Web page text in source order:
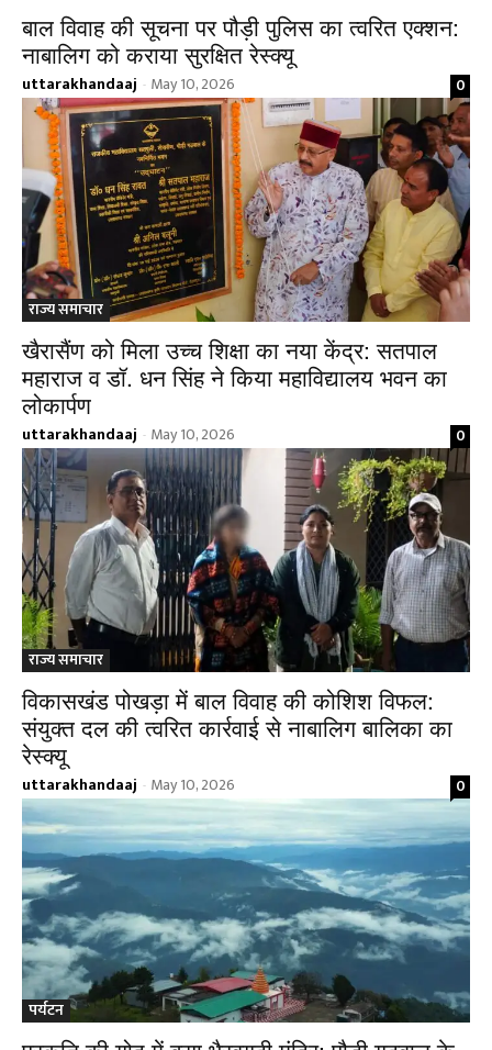
बाल विवाह की सूचना पर पौड़ी पुलिस का त्वरित एक्शन:
नाबालिग को कराया सुरक्षित रेस्क्यू
uttarakhandaaj - May 10, 2026 0
राज्य समाचार
खैरासैंण को मिला उच्च शिक्षा का नया केंद्र: सतपाल
महाराज व डॉ. धन सिंह ने किया महाविद्यालय भवन का
लोकार्पण
uttarakhandaaj - May 10, 2026 0
राज्य समाचार
विकासखंड पोखड़ा में बाल विवाह की कोशिश विफल:
संयुक्त दल की त्वरित कार्रवाई से नाबालिग बालिका का
रेस्क्यू
uttarakhandaaj - May 10, 2026 0
पर्यटन